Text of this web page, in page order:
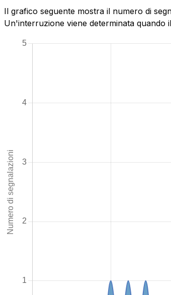
Il grafico seguente mostra il numero di
Un'interruzione viene determinata quando